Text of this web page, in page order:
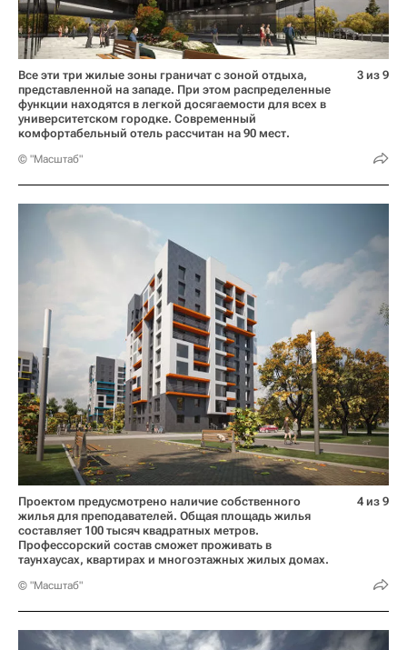
Все эти три жилые зоны граничат с зоной отдыха,
представленной на западе. При этом распределенные
функции находятся в легкой досягаемости для всех в
университетском городке. Современный
комфортабельный отель рассчитан на 90 мест.
© "Масштаб"
3 из 9
Проектом предусмотрено наличие собственного
жилья для преподавателей. Общая площадь жилья
составляет 100 тысяч квадратных метров.
Профессорский состав сможет проживать в
таунхаусах, квартирах и многоэтажных жилых домах.
© "Масштаб"
4 из 9